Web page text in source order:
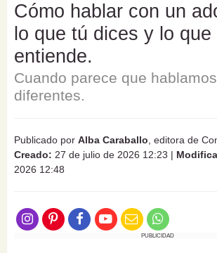
Cómo hablar con un
lo que tú dices y lo que
entiende.
Cuando parece que
diferentes.
Publicado por Alba Caraballo , editora de
Creado: 27 de julio de 2026 12:23 |
2026 12:48
PUBLICIDAD